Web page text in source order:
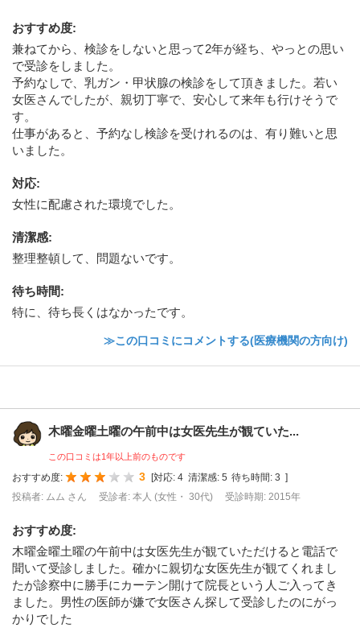
おすすめ度:
兼ねてから、検診をしないと思って2年が経ち、やっとの思い
で受診をしました。
予約なしで、乳ガン・甲状腺の検診をして頂きました。若い
女医さんでしたが、親切丁寧で、安心して来年も行けそうで
す。
仕事があると、予約なし検診を受けれるのは、有り難いと思
いました。
対応:
女性に配慮された環境でした。
清潔感:
整理整頓して、問題ないです。
待ち時間:
特に、待ち長くはなかったです。
≫この口コミにコメントする(医療機関の方向け)
木曜金曜土曜の午前中は女医先生が観ていた...
この口コミは1年以上前のものです
おすすめ度: 3 対応: 4 清潔感: 5 待ち時間: 3
投稿者: ムム さん
受診者: 本人 (女性・ 30代) 受診時期: 2015年
おすすめ度:
木曜金曜土曜の午前中は女医先生が観ていただけると電話で
聞いて受診しました。確かに親切な女医先生が観てくれまし
たが診察中に勝手にカーテン開けて院長という人ご入ってき
ました。男性の医師が嫌で女医さん探して受診したのにがっ
かりでした